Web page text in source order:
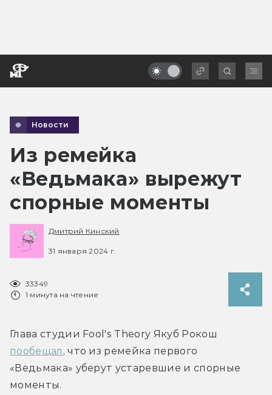
Новости
Из ремейка
«Ведьмака» вырежут
спорные моменты
Дмитрий Кинский
31 января 2024 г.
33349
1 минута на чтение
пообещал , что из ремейка первого
«Ведьмака» уберут устаревшие и спорные
моменты.